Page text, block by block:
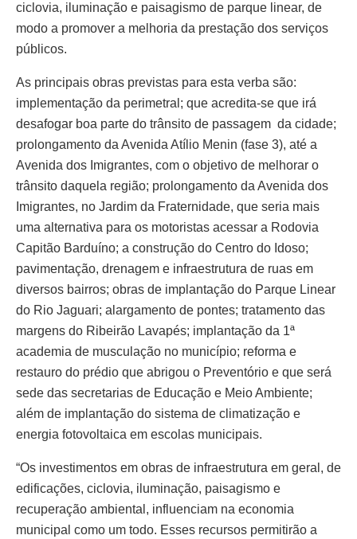
ciclovia, iluminação e paisagismo de parque linear, de
modo a promover a melhoria da prestação dos serviços
públicos.
As principais obras previstas para esta verba são:
implementação da perimetral; que acredita-se que irá
desafogar boa parte do trânsito de passagem da cidade;
prolongamento da Avenida Atílio Menin (fase 3), até a
Avenida dos Imigrantes, com o objetivo de melhorar o
trânsito daquela região; prolongamento da Avenida dos
Imigrantes, no Jardim da Fraternidade, que seria mais
uma alternativa para os motoristas acessar a Rodovia
Capitão Barduíno; a construção do Centro do Idoso;
pavimentação, drenagem e infraestrutura de ruas em
diversos bairros; obras de implantação do Parque Linear
do Rio Jaguari; alargamento de pontes; tratamento das
margens do Ribeirão Lavapés; implantação da 1ª
academia de musculação no município; reforma e
restauro do prédio que abrigou o Preventório e que será
sede das secretarias de Educação e Meio Ambiente;
além de implantação do sistema de climatização e
energia fotovoltaica em escolas municipais.
“Os investimentos em obras de infraestrutura em geral, de
edificações, ciclovia, iluminação, paisagismo e
recuperação ambiental, influenciam na economia
municipal como um todo. Esses recursos permitirão a